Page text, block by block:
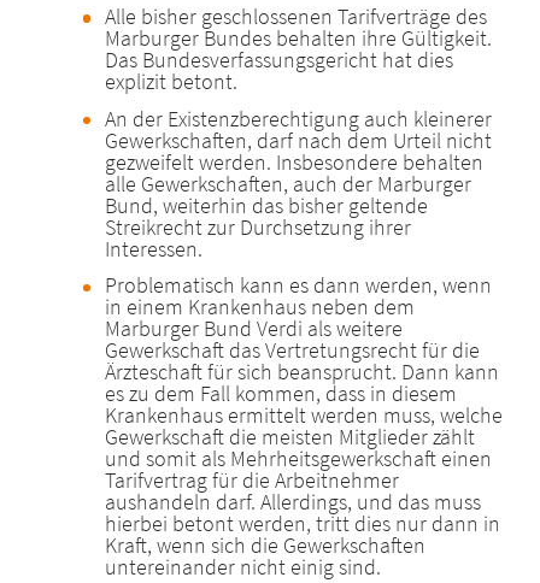
Alle bisher geschlossenen Tarifverträge des
Marburger Bundes behalten ihre Gültigkeit.
Das Bundesverfassungsgericht hat dies
explizit betont.
An der Existenzberechtigung auch kleinerer
Gewerkschaften, darf nach dem Urteil nicht
gezweifelt werden. Insbesondere behalten
alle Gewerkschaften, auch der Marburger
Bund, weiterhin das bisher geltende
Streikrecht zur Durchsetzung ihrer
Interessen.
Problematisch kann es dann werden, wenn
in einem Krankenhaus neben dem
Marburger Bund Verdi als weitere
Gewerkschaft das Vertretungsrecht für die
Ärzteschaft für sich beansprucht. Dann kann
es zu dem Fall kommen, dass in diesem
Krankenhaus ermittelt werden muss, welche
Gewerkschaft die meisten Mitglieder zählt
und somit als Mehrheitsgewerkschaft einen
Tarifvertrag für die Arbeitnehmer
aushandeln darf. Allerdings, und das muss
hierbei betont werden, tritt dies nur dann in
Kraft, wenn sich die Gewerkschaften
untereinander nicht einig sind.